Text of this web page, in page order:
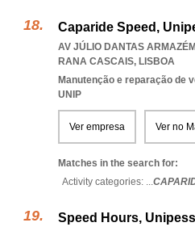
Caparide Speed,
AV JÚLIO DANTAS
RANA CASCAIS, LISBOA
Manutenção e reparação de
UNIP
Ver empresa Ver no
Matches in the search for:
Activity categories: ...
Speed Hours,